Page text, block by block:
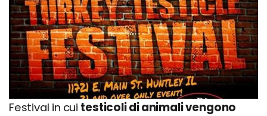
Festival in cui testicoli di animali vengono